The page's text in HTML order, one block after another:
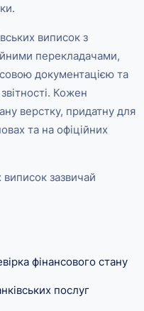
виписок з
перекладачами,
документацією та
Кожен
верстку, придатну для
та на офіційних
виписок зазвичай
фінансового стану
послуг